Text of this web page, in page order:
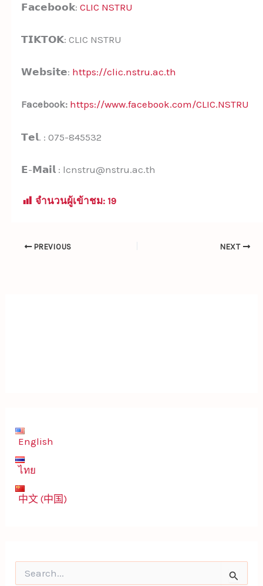
𝗙𝗮𝗰𝗲𝗯𝗼𝗼𝗸:CLIC NSTRU
𝗧𝗜𝗞𝗧𝗢𝗞: CLIC NSTRU
𝗪𝗲𝗯𝘀𝗶𝘁𝗲: https://clic.nstru.ac.th
Facebook: https://www.facebook.com/CLIC.NSTRU
𝗧𝗲𝗹. : 075-845532
𝗘-𝗠𝗮𝗶𝗹 : lcnstru@nstru.ac.th
จำนวนผู้เข้าชม: 19
PREVIOUS NEXT
English
ไทย
中文 (中国)